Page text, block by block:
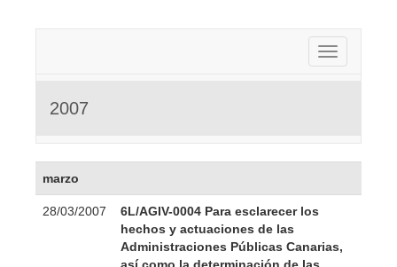
Activar
2007
marzo
28/03/2007
6L/AGIV-0004 Para esclarecer los
hechos y actuaciones de las
Administraciones Públicas Canarias,
así como la determinación de las